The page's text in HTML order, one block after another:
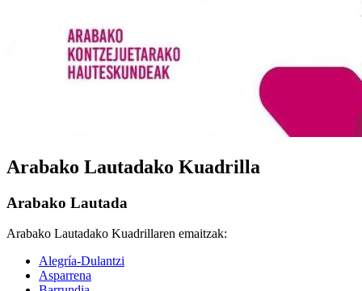
Arabako Lautadako Kuadrilla
Arabako Lautada
Arabako Lautadako Kuadrillaren emaitzak:
Alegría-Dulantzi
Asparrena